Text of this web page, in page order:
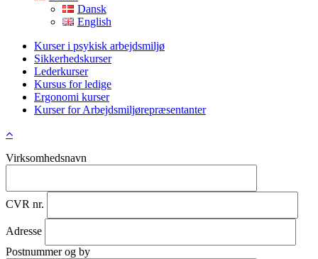
Dansk
English
Kurser i psykisk arbejdsmiljø
Sikkerhedskurser
Lederkurser
Kursus for ledige
Ergonomi kurser
Kurser for Arbejdsmiljørepræsentanter
Virksomhedsnavn
CVR nr.
Adresse
Postnummer og by